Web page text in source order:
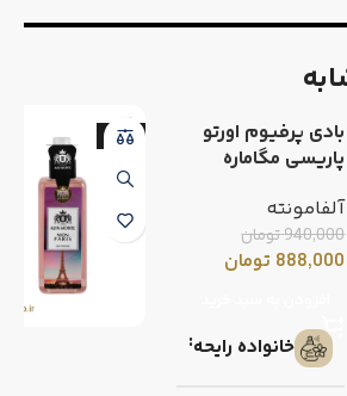
بادی پرفیوم اورتو
پاریسی مگاماره
آلفامونته
940,000تومان
888,000 تومان
خانواده رایحه
-6%